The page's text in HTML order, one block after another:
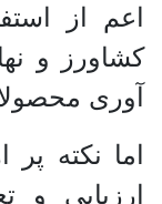
اعم از
کشاورز و
آوری
اما نکته
ارزیابی و